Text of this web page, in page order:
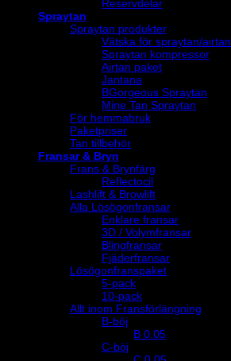
Reservdelar
Spraytan
Spraytan produkter
Vätska för spraytan/airtan
Spraytan kompressor
Airtan paket
Jantana
BGorgeous Spraytan
Mine Tan Spraytan
För hemmabruk
Paketpriser
Tan tillbehör
Fransar & Bryn
Frans & Brynfärg
Reflectocil
Lashlift & Browlift
Alla Lösögonfransar
Enklare fransar
3D / Volymfransar
Blingfransar
Fjäderfransar
Lösögonfranspaket
5-pack
10-pack
Allt inom Fransförlängning
B-böj
B 0.05
C-böj